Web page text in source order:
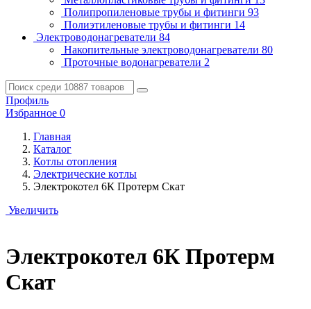
Полипропиленовые трубы и фитинги 93
Полиэтиленовые трубы и фитинги 14
Электроводонагреватели 84
Накопительные электроводонагреватели 80
Проточные водонагреватели 2
Профиль
Избранное 0
Главная
Каталог
Котлы отопления
Электрические котлы
Электрокотел 6К Протерм Скат
Увеличить
Электрокотел 6К Протерм
Скат